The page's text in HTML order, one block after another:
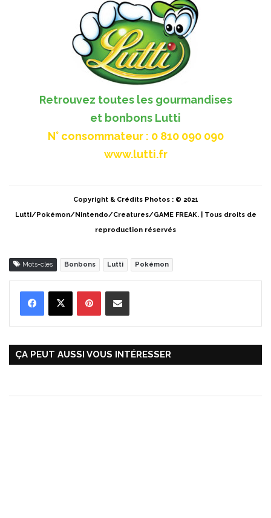
Retrouvez toutes les gourmandises
et bonbons Lutti
N° consommateur : 0 810 090 090
www.lutti.fr
Copyright & Crédits Photos : © 2021
Lutti/Pokémon/Nintendo/Creatures/GAME FREAK. | Tous droits de
reproduction réservés
Mots-clés Bonbons Lutti Pokémon
ÇA PEUT AUSSI VOUS INTÉRESSER